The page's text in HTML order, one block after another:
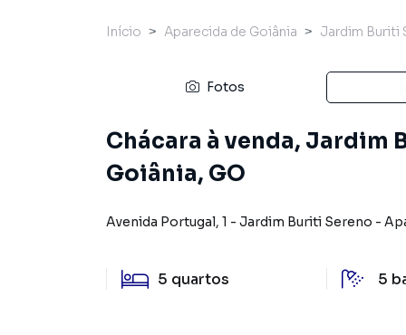
Início Aparecida de Goiânia Jardim Buriti
Fotos
Chácara à venda, Jardim
Goiânia, GO
Avenida Portugal, 1 - Jardim Buriti Sereno -
5 quartos 5